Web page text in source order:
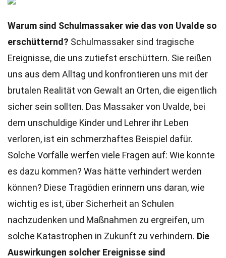
Warum sind Schulmassaker wie das von Uvalde so
erschütternd? Schulmassaker sind tragische
Ereignisse, die uns zutiefst erschüttern. Sie reißen
uns aus dem Alltag und konfrontieren uns mit der
brutalen Realität von Gewalt an Orten, die eigentlich
sicher sein sollten. Das Massaker von Uvalde, bei
dem unschuldige Kinder und Lehrer ihr Leben
verloren, ist ein schmerzhaftes Beispiel dafür.
Solche Vorfälle werfen viele Fragen auf: Wie konnte
es dazu kommen? Was hätte verhindert werden
können? Diese Tragödien erinnern uns daran, wie
wichtig es ist, über Sicherheit an Schulen
nachzudenken und Maßnahmen zu ergreifen, um
solche Katastrophen in Zukunft zu verhindern. Die
Auswirkungen solcher Ereignisse sind